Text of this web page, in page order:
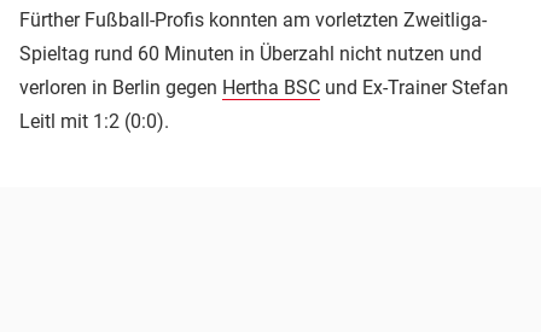
Fürther Fußball-Profis konnten am vorletzten Zweitliga-
Spieltag rund 60 Minuten in Überzahl nicht nutzen und
verloren in Berlin gegen Hertha BSC und Ex-Trainer Stefan
Leitl mit 1:2 (0:0).